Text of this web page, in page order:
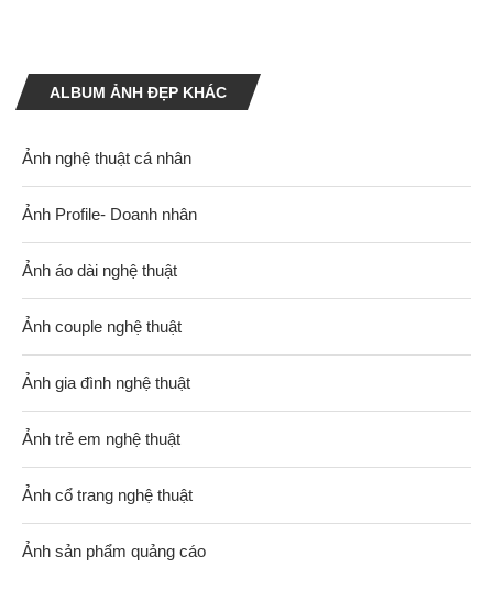
ALBUM ẢNH ĐẸP KHÁC
Ảnh nghệ thuật cá nhân
Ảnh Profile- Doanh nhân
Ảnh áo dài nghệ thuật
Ảnh couple nghệ thuật
Ảnh gia đình nghệ thuật
Ảnh trẻ em nghệ thuật
Ảnh cổ trang nghệ thuật
Ảnh sản phẩm quảng cáo